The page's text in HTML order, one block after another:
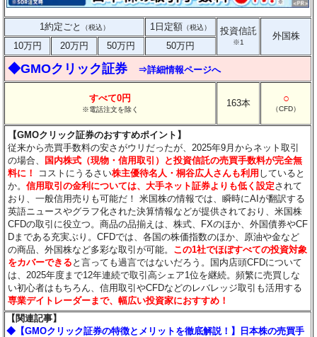
1約定ごと （税込） 1日定額 （税込） 投資信託
※1
外国株
10万円
20万円 50万円 50万円
◆GMOクリック証券 ⇒詳細情報ページへ
すべて0円
※電話注文を除く
163本 ○
（CFD）
【GMOクリック証券のおすすめポイント】
従来から売買手数料の安さがウリだったが、2025年9月からネット取引
の場合、
国内株式（現物・信用取引）と投資信託の売買手数料が完全無
料に！
コストにうるさい株主優待名人・桐谷広人さんも利用 していると
か。信用取引の金利については、大手ネット証券よりも低く設定されて
おり、一般信用売りも可能だ！ 米国株の情報では、瞬時にAIが翻訳する
英語ニュースやグラフ化された決算情報などが提供されており、米国株
CFDの取引に役立つ。商品の品揃えは、株式、FXのほか、外国債券やCF
Dまである充実ぶり。CFDでは、各国の株価指数のほか、原油や金など
の商品、外国株など多彩な取引が可能。 この1社でほぼすべての投資対象
をカバーできる と言っても過言ではないだろう。国内店頭CFDについて
は、2025年度まで12年連続で取引高シェア1位を継続。頻繁に売買しな
い初心者はもちろん、信用取引やCFDなどのレバレッジ取引も活用する
専業デイトレーダーまで、幅広い投資家におすすめ！
【関連記事】
◆【GMOクリック証券の特徴とメリットを徹底解説！】日本株の売買手